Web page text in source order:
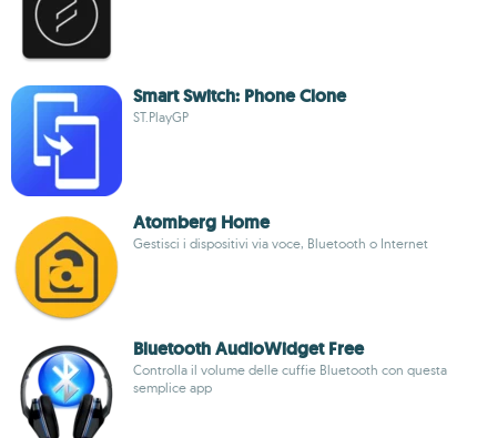
Smart Switch: Phone Clone
ST.PlayGP
Atomberg Home
Gestisci i dispositivi via voce, Bluetooth o Internet
Bluetooth AudioWidget Free
Controlla il volume delle cuffie Bluetooth con questa
semplice app